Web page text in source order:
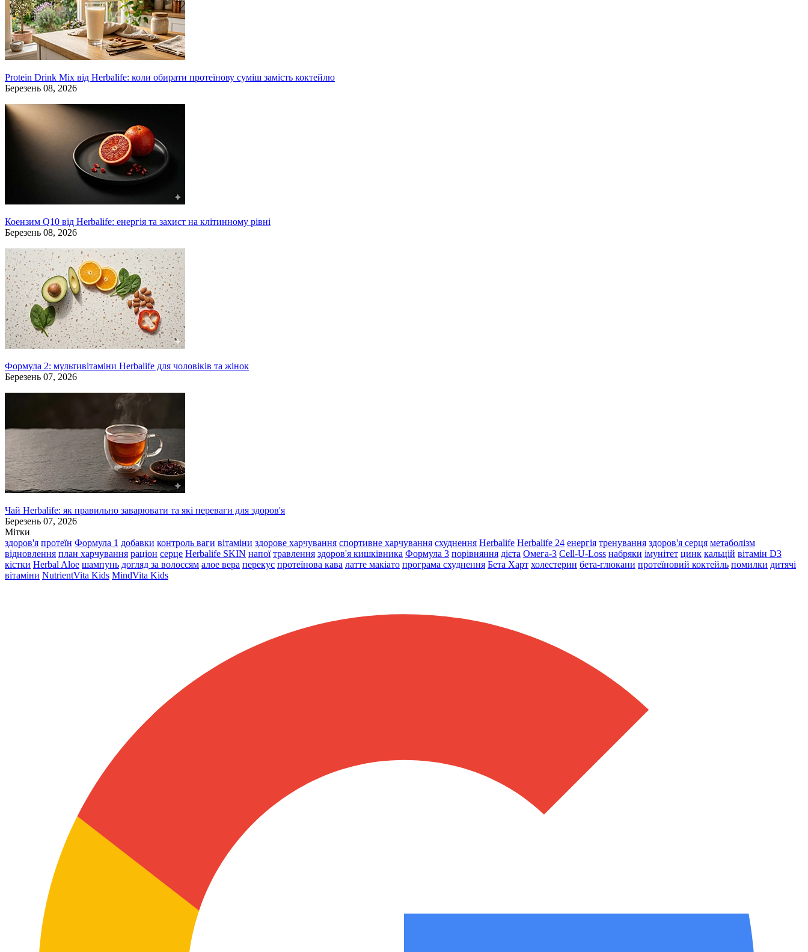
Protein Drink Mix від Herbalife: коли обирати протеїнову суміш замість коктейлю
Березень 08, 2026
Коензим Q10 від Herbalife: енергія та захист на клітинному рівні
Березень 08, 2026
Формула 2: мультивітаміни Herbalife для чоловіків та жінок
Березень 07, 2026
Чай Herbalife: як правильно заварювати та які переваги для здоров'я
Березень 07, 2026
Мітки
здоров'я протеїн Формула 1 добавки контроль ваги вітаміни здорове харчування спортивне харчування схуднення Herbalife Herbalife 24 енергія тренування здоров'я серця метаболізм
відновлення план харчування раціон серце Herbalife SKIN напої травлення здоров'я кишківника Формула 3 порівняння дієта Омега-3 Cell-U-Loss набряки імунітет цинк кальцій вітамін D3
кістки Herbal Aloe шампунь догляд за волоссям алое вера перекус протеїнова кава латте макіато програма схуднення Бета Харт холестерин бета-глюкани протеїновий коктейль помилки дитячі
вітаміни NutrientVita Kids MindVita Kids